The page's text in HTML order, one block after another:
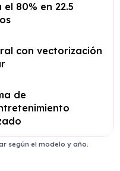
el 80% en 22.5
con vectorización
de
según el modelo y año.